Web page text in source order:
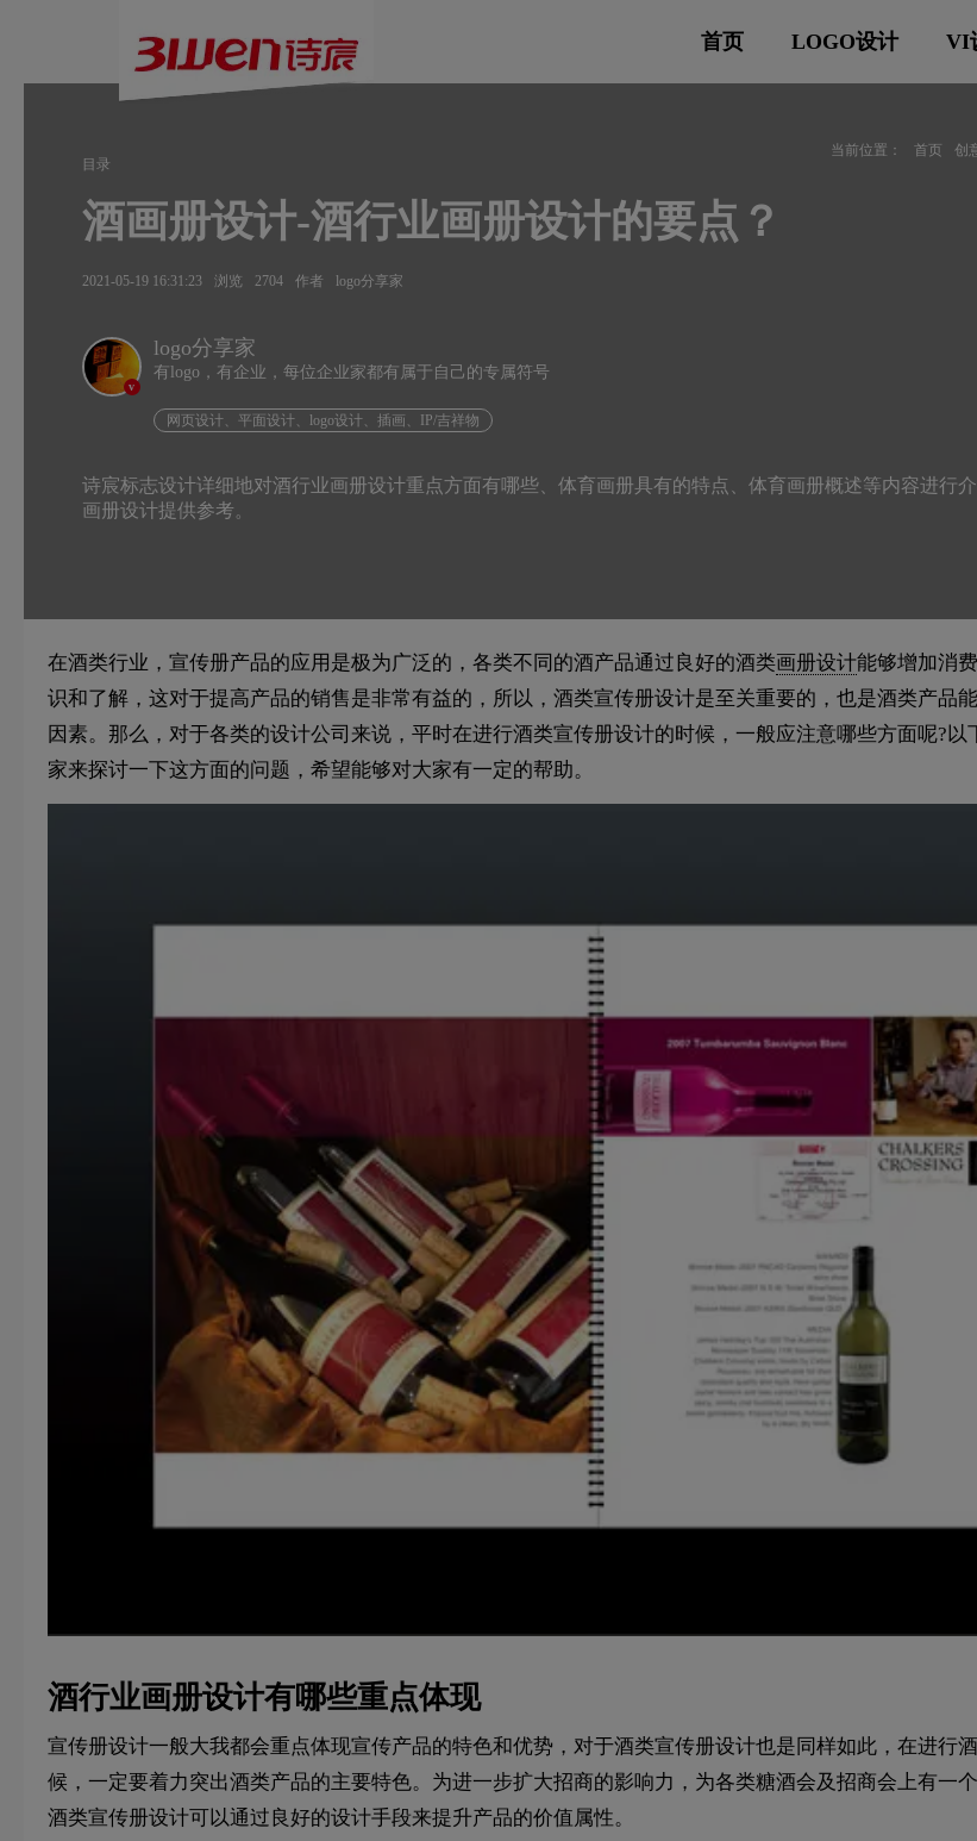
首页 LOGO设计 VI
当前位置： 首页 创
目录
酒画册设计-酒行业画册设计的要点？
2021-05-19 16:31:23 浏览 2704 作者 logo分享家
v
logo分享家
有logo，有企业，每位企业家都有属于自己的专属符号
网页设计、平面设计、logo设计、插画、IP/吉祥物
诗宸标志设计详细地对酒行业画册设计重点方面有哪些、体育画册具有的特点、体育画册概述等内容进行
画册设计提供参考。
在酒类行业，宣传册产品的应用是极为广泛的，各类不同的酒产品通过良好的酒类画册设计能够增加消
识和了解，这对于提高产品的销售是非常有益的，所以，酒类宣传册设计是至关重要的，也是酒类产品
因素。那么，对于各类的设计公司来说，平时在进行酒类宣传册设计的时候，一般应注意哪些方面呢?以
家来探讨一下这方面的问题，希望能够对大家有一定的帮助。
酒行业画册设计有哪些重点体现
宣传册设计一般大我都会重点体现宣传产品的特色和优势，对于酒类宣传册设计也是同样如此，在进行
候，一定要着力突出酒类产品的主要特色。为进一步扩大招商的影响力，为各类糖酒会及招商会上有一
酒类宣传册设计可以通过良好的设计手段来提升产品的价值属性。